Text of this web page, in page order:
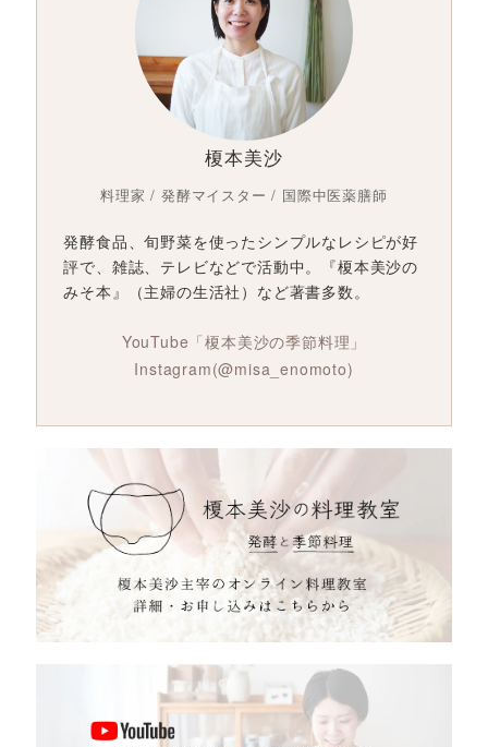
榎本美沙
料理家 / 発酵マイスター / 国際中医薬膳師
発酵食品、旬野菜を使ったシンプルなレシピが好
評で、雑誌、テレビなどで活動中。『榎本美沙の
みそ本』（主婦の生活社）など著書多数。
YouTube「榎本美沙の季節料理」
Instagram(@misa_enomoto)